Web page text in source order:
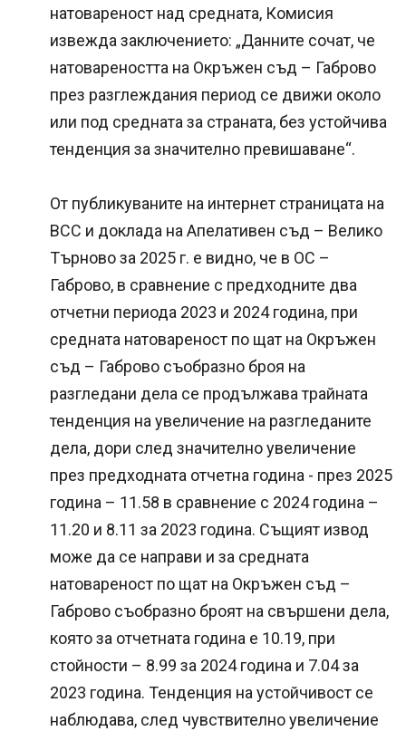
натовареност над средната, Комисия
извежда заключението: „Данните сочат, че
натовареността на Окръжен съд – Габрово
през разглеждания период се движи около
или под средната за страната, без устойчива
тенденция за значително превишаване“.
От публикуваните на интернет страницата на
ВСС и доклада на Апелативен съд – Велико
Търново за 2025 г. е видно, че в ОС –
Габрово, в сравнение с предходните два
отчетни периода 2023 и 2024 година, при
средната натовареност по щат на Окръжен
съд – Габрово съобразно броя на
разгледани дела се продължава трайната
тенденция на увеличение на разгледаните
дела, дори след значително увеличение
през предходната отчетна година - през 2025
година – 11.58 в сравнение с 2024 година –
11.20 и 8.11 за 2023 година. Същият извод
може да се направи и за средната
натовареност по щат на Окръжен съд –
Габрово съобразно броят на свършени дела,
която за отчетната година е 10.19, при
стойности – 8.99 за 2024 година и 7.04 за
2023 година. Тенденция на устойчивост се
наблюдава, след чувствително увеличение